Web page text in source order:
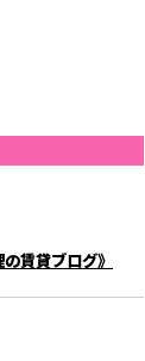
賃貸ブログ》